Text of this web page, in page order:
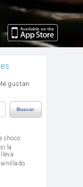
gustan
Buscar
choco